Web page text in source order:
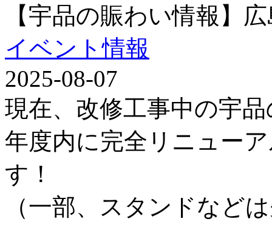
【宇品の賑わい情報】
イベント情報
2025-08-07
現在、改修工事中の宇
年度内に完全リニュー
す！
（一部、スタンドなど